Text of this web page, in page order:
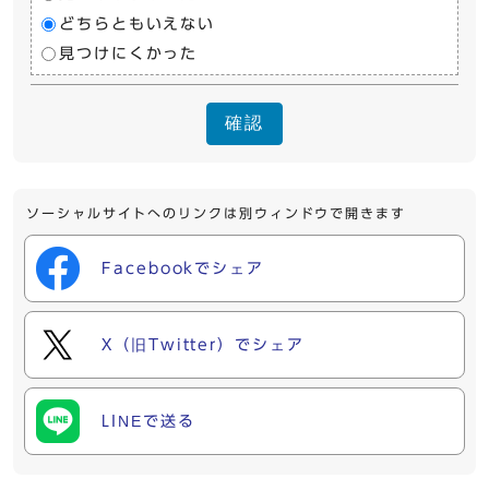
どちらともいえない
見つけにくかった
確認
ソーシャルサイトへのリンクは別ウィンドウで開きます
Facebookでシェア
X（旧Twitter）でシェア
LINEで送る